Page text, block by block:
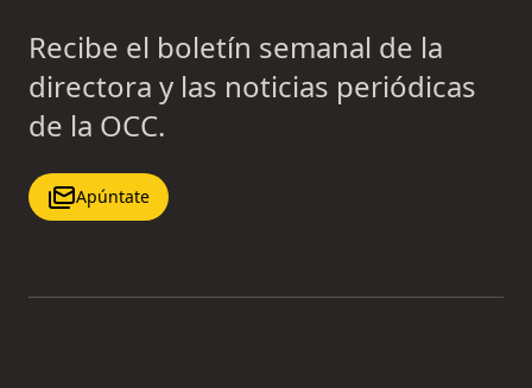
Recibe el boletín semanal de la
directora y las noticias periódicas
de la OCC.
Apúntate